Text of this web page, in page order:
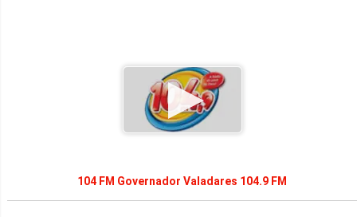
104 FM Governador Valadares 104.9 FM